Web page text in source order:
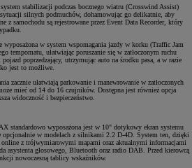
stabilizacji podczas bocznego wiatru (Crosswind Assist)
silnych podmuchów, dohamowując go delikatnie, aby
z samochodu są rejestrowane przez Event Data Recorder, który
w system wspomagania jazdy w korku (Traffic Jam
tempomatu, ułatwiając poruszanie się w zatłoczonym ruchu
poprzedzający, utrzymując auto na środku pasa, a w razie
jest to możliwe.
zacznie ułatwiają parkowanie i manewrowanie w zatłoczonych
mieć od 14 do 16 czujników. Dostępna jest również opcja
widoczność i bezpieczeństwo.
standardowo wyposażona jest w 10" dotykowy ekran systemu
w modelach z silnikami 2.2 D-4D. System ten, dzięki
z trójwymiarowymi mapami oraz aktualnymi informacjami
asystenta głosowego, Bluetooth oraz radio DAB. Przed kierowcą
nowoczesną tablicy wskaźników.